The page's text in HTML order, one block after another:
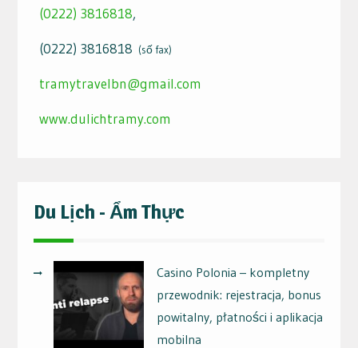
(0222) 3816818,
(0222) 3816818 (số fax)
tramytravelbn@gmail.com
www.dulichtramy.com
Du Lịch - Ẩm Thực
Casino Polonia – kompletny
przewodnik: rejestracja, bonus
powitalny, płatności i aplikacja
mobilna